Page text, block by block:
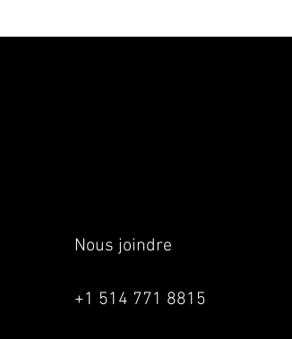
Nous joindre
+1 514 771 8815